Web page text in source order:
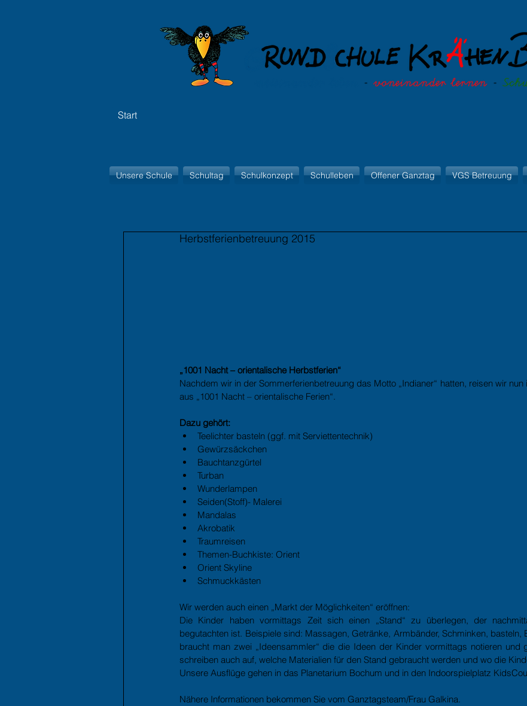
Start
Unsere Schule Schultag Schulkonzept Schulleben Offener Ganztag VGS Betreuung
Herbstferienbetreuung 2015
„1001 Nacht – orientalische Herbstferien“
Nachdem wir in der Sommerferienbetreuung das Motto „Indianer“ hatten, reisen wir
aus „1001 Nacht – orientalische Ferien“.
Dazu gehört:
Teelichter basteln (ggf. mit Serviettentechnik)
Gewürzsäckchen
Bauchtanzgürtel
Turban
Wunderlampen
Seiden(Stoff)- Malerei
Mandalas
Akrobatik
Traumreisen
Themen-Buchkiste: Orient
Orient Skyline
Schmuckkästen
Wir werden auch einen „Markt der Möglichkeiten“ eröffnen:
Die Kinder haben vormittags Zeit sich einen „Stand“ zu überlegen, der
begutachten ist. Beispiele sind: Massagen, Getränke, Armbänder, Schminken,
braucht man zwei „Ideensammler“ die die Ideen der Kinder vormittags notieren und
schreiben auch auf, welche Materialien für den Stand gebraucht werden und wo die
Unsere Ausflüge gehen in das Planetarium Bochum und in den Indoorspielplatz
Nähere Informationen bekommen Sie vom Ganztagsteam/Frau Galkina.